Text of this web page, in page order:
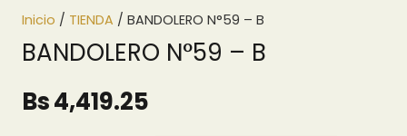
Inicio / TIENDA / BANDOLERO N°59 – B
BANDOLERO N°59 – B
Bs4,419.25